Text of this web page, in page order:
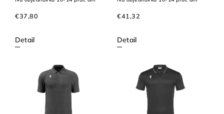
€37,80
Detail
€41,32
Detail